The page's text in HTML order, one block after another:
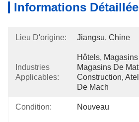
Informations
Lieu D'origine: Jiangsu, Chine
Industries
Applicables:
Hôtels,
Magasins De
Construction,
De Mach
Condition: Nouveau